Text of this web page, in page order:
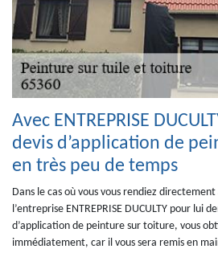
Avec ENTREPRISE
devis d’application de
en très peu de temps
Dans le cas où vous vous rendiez
l’entreprise ENTREPRISE DUCULTY pour lui
d’application de peinture sur toiture, vous
immédiatement, car il vous sera remis en